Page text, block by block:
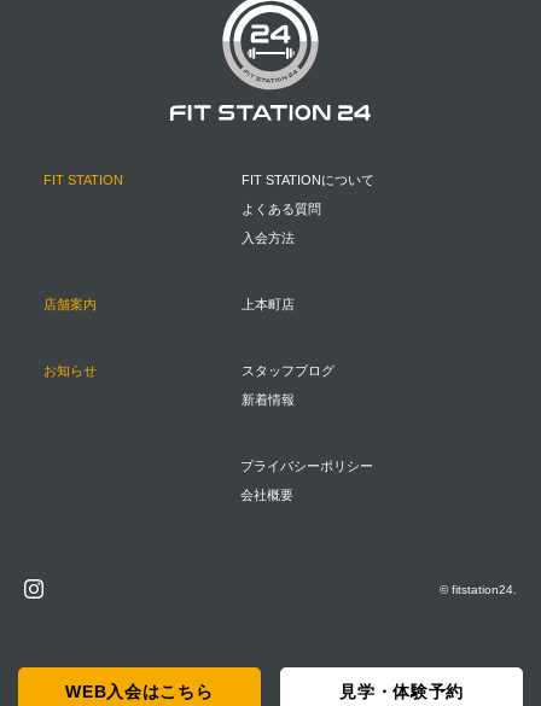
FIT STATION
FIT STATIONについて
よくある質問
入会方法
店舗案内 上本町店
お知らせ
スタッフブログ
新着情報
プライバシーポリシー
会社概要
WEB入会はこちら 見学・体験予約
© fitstation24.